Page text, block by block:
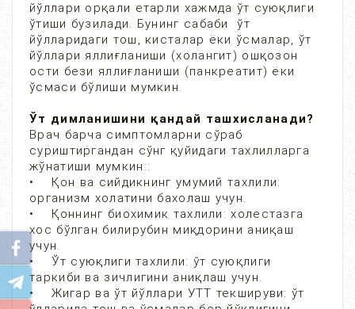
йўллари орқали етарли хажмда ўт суюқлиги
ўтиши бузилади. Бунинг сабаби ўт
йўлларидаги тош, кисталар ёки ўсмалар, ўт
йўллари яллиғланиши (холангит) ошқозон
ости бези яллиғланиши (панкреатит) ёки
ўсмаси бўлиши мумкин.
Ўт димланишини қандай ташхисланади?
Врач барча симптомларни сўраб
суриштиргандан сўнг қуйидаги тахлилларга
жўнатиши мумкин::
• Қон ва сийдикнинг умумий тахлили:
организм холатини бахолаш учун.
• Қоннинг биохимик тахлили: холестазга
хос бўлган билирубин миқдорини аниқаш
учун.
• Ўт суюқлиги тахлили: ўт суюқлиги
таркиби ва зичлигини аниқлаш учун.
• Жигар ва ўт йўллари УТТ текшируви: ўт